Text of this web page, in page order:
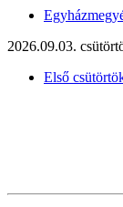
2026.09.03.
Első